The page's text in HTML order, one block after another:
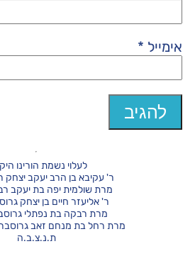
אימייל *
לעלוי נשמת הורינו
ר' עקיבא בן הרב יעקב יצחק
מרת שולמית יפה בת יעקב
ר' אליעזר חיים בן יצחק
מרת רבקה בת נפתלי
מרת רחל בת מנחם זאב
ת.נ.צ.ב.ה